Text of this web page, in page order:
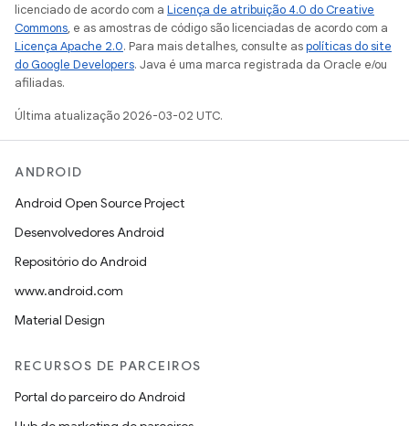
licenciado de acordo com a Licença de atribuição 4.0 do Creative
Commons, e as amostras de código são licenciadas de acordo com a
Licença Apache 2.0. Para mais detalhes, consulte aspolíticas do site
do Google Developers. Java é uma marca registrada da Oracle e/ou
afiliadas.
Última atualização 2026-03-02 UTC.
ANDROID
Android Open Source Project
Desenvolvedores Android
Repositório do Android
www.android.com
Material Design
RECURSOS DE PARCEIROS
Portal do parceiro do Android